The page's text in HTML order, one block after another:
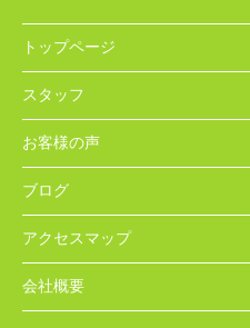
トップページ
スタッフ
お客様の声
ブログ
アクセスマップ
会社概要